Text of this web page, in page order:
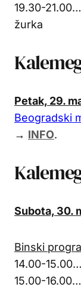
19.30-
žurka
Petak, 29.
Beogradski
→ INFO.
Subota, 30.
Binski
14.00-
15.00-